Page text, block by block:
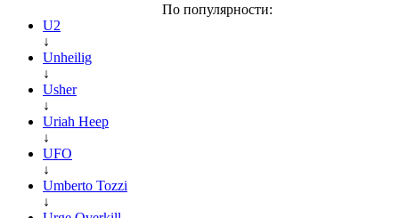
По популярности:
U2
↓
Unheilig
↓
Usher
↓
Uriah Heep
↓
UFO
↓
Umberto Tozzi
↓